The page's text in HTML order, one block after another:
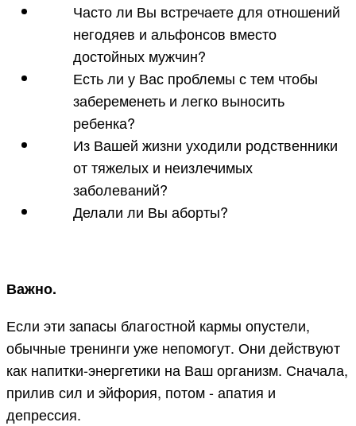
Часто ли Вы встречаете для отношений
негодяев и альфонсов вместо
достойных мужчин?
Есть ли у Вас проблемы с тем чтобы
забеременеть и легко выносить
ребенка?
Из Вашей жизни уходили родственники
от тяжелых и неизлечимых
заболеваний?
Делали ли Вы аборты?
Важно.
Если эти запасы благостной кармы опустели,
обычные тренинги уже непомогут. Они действуют
как напитки-энергетики на Ваш организм. Сначала,
прилив сил и эйфория, потом - апатия и
депрессия.